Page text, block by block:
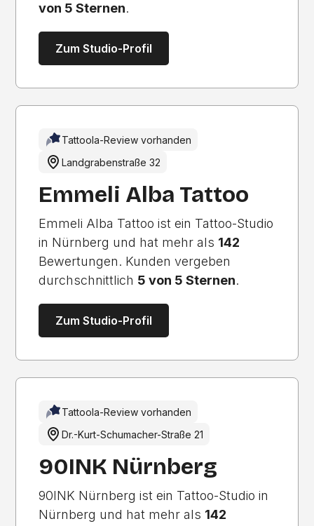
von 5 Sternen.
Zum Studio-Profil
Tattoola-Review vorhanden
Landgrabenstraße 32
Emmeli Alba Tattoo
Emmeli Alba Tattoo ist ein Tattoo-Studio
in Nürnberg und hat mehr als 142
Bewertungen. Kunden vergeben
durchschnittlich 5 von 5 Sternen.
Zum Studio-Profil
Tattoola-Review vorhanden
Dr.-Kurt-Schumacher-Straße 21
90INK Nürnberg
90INK Nürnberg ist ein Tattoo-Studio in
Nürnberg und hat mehr als 142